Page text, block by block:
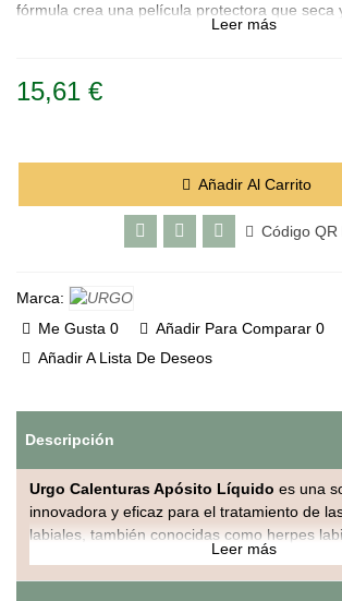
fórmula crea una película protectora que seca
Leer más
15,61 €
Añadir Al Carrito
Código QR
Marca:
Me Gusta 0 Añadir Para Comparar 0
Añadir A Lista De Deseos
Descripción
Urgo Calenturas Apósito Líquido es una
innovadora y eficaz para el tratamiento de
labiales, también conocidas como herpes
fórmula líquida, este apósito crea una
sobre la lesión que facilita la curación y
Leer más